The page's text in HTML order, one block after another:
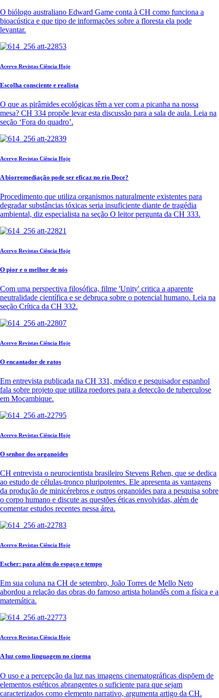
O biólogo australiano Edward Game conta à CH como funciona a
bioacústica e que tipo de informações sobre a floresta ela pode
levantar.
Acervo Revistas Ciência Hoje
Escolha consciente e realista
O que as pirâmides ecológicas têm a ver com a picanha na nossa
mesa? CH 334 propõe levar esta discussão para a sala de aula. Leia na
seção ‘Fora do quadro’.
Acervo Revistas Ciência Hoje
A biorremediação pode ser eficaz no rio Doce?
Procedimento que utiliza organismos naturalmente existentes para
degradar substâncias tóxicas seria insuficiente diante de tragédia
ambiental, diz especialista na seção O leitor pergunta da CH 333.
Acervo Revistas Ciência Hoje
O pior e o melhor de nós
Com uma perspectiva filosófica, filme 'Unity' critica a aparente
neutralidade científica e se debruça sobre o potencial humano. Leia na
seção Crítica da CH 332.
Acervo Revistas Ciência Hoje
O encantador de ratos
Em entrevista publicada na CH 331, médico e pesquisador espanhol
fala sobre projeto que utiliza roedores para a detecção de tuberculose
em Moçambique.
Acervo Revistas Ciência Hoje
O senhor dos organoides
CH entrevista o neurocientista brasileiro Stevens Rehen, que se dedica
ao estudo de células-tronco pluripotentes. Ele apresenta as vantagens
da produção de minicérebros e outros organoides para a pesquisa sobre
o corpo humano e discute as questões éticas envolvidas, além de
comentar estudos recentes nessa área.
Acervo Revistas Ciência Hoje
Escher: para além do espaço e tempo
Em sua coluna na CH de setembro, João Torres de Mello Neto
abordou a relação das obras do famoso artista holandês com a física e a
matemática.
Acervo Revistas Ciência Hoje
A luz como linguagem no cinema
O uso e a percepção da luz nas imagens cinematográficas dispõem de
elementos estéticos abrangentes o suficiente para que sejam
caracterizados como elemento narrativo, argumenta artigo da CH.